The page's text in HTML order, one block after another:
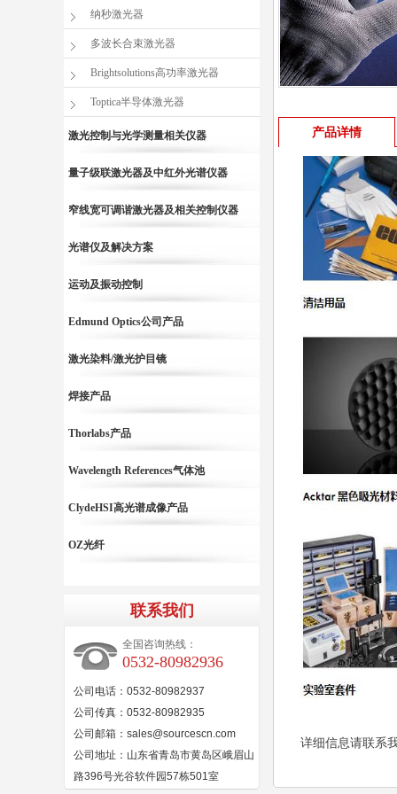
产品详情
详细信息请联系
纳秒激光器
多波长合束激光器
Brightsolutions高功率激光器
Toptica半导体激光器
激光控制与光学测量相关仪器
量子级联激光器及中红外光谱仪器
窄线宽可调谐激光器及相关控制仪器
光谱仪及解决方案
运动及振动控制
Edmund Optics公司产品
激光染料/激光护目镜
焊接产品
Thorlabs产品
Wavelength References气体池
ClydeHSI高光谱成像产品
OZ光纤
联系我们
全国咨询热线：
0532-80982936
公司电话：0532-80982937
公司传真：0532-80982935
公司邮箱：sales@sourcescn.com
公司地址：山东省青岛市黄岛区峨眉山
路396号光谷软件园57栋501室